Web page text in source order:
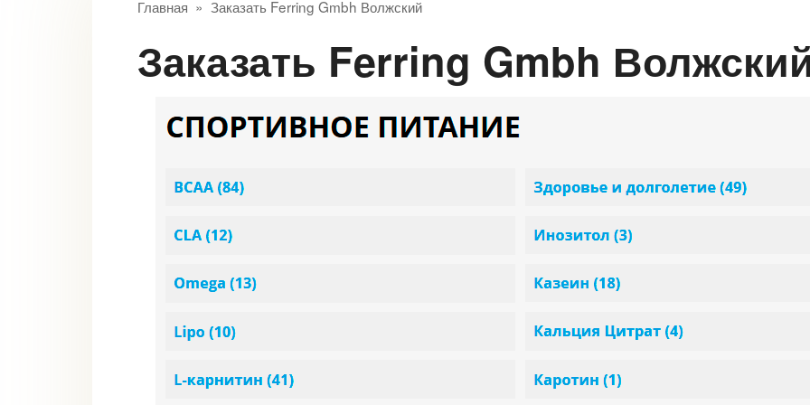
Главная » Заказать Ferring Gmbh Волжский
Заказать Ferring Gmbh